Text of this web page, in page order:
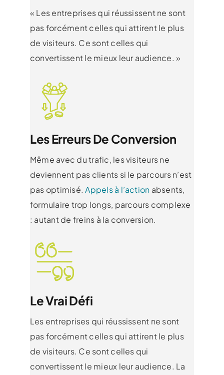
« Les entreprises qui réussissent ne sont
pas forcément celles qui attirent le plus
de visiteurs. Ce sont celles qui
convertissent le mieux leur audience. »
Les Erreurs De Conversion
Même avec du trafic, les visiteurs ne
deviennent pas clients si le parcours n’est
pas optimisé.Appels à l’action absents,
formulaire trop longs, parcours complexe
: autant de freins à la conversion.
Le Vrai Défi
Les entreprises qui réussissent ne sont
pas forcément celles qui attirent le plus
de visiteurs. Ce sont celles qui
convertissent le mieux leur audience. La